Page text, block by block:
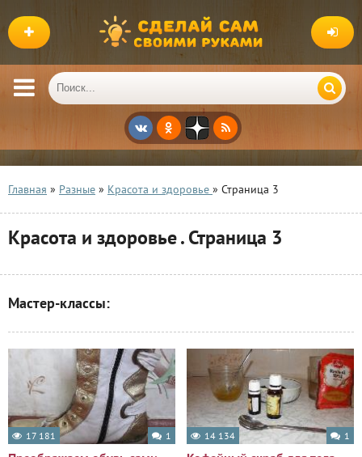
Главная » Разные » Красота и здоровье » Страница 3
Красота и здоровье . Страница 3
Мастер-классы:
17 181 1 14 134 1